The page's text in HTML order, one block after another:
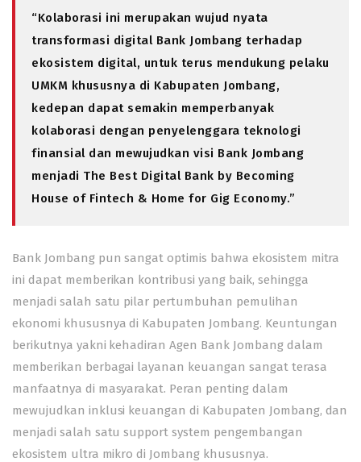
“Kolaborasi ini merupakan wujud nyata
transformasi digital Bank Jombang terhadap
ekosistem digital, untuk terus mendukung pelaku
UMKM khususnya di Kabupaten Jombang,
kedepan dapat semakin memperbanyak
kolaborasi dengan penyelenggara teknologi
finansial dan mewujudkan visi Bank Jombang
menjadi The Best Digital Bank by Becoming
House of Fintech & Home for Gig Economy.”
Bank Jombang pun sangat optimis bahwa ekosistem mitra
ini dapat memberikan kontribusi yang baik, sehingga
menjadi salah satu pilar pertumbuhan pemulihan
ekonomi khususnya di Kabupaten Jombang. Keuntungan
berikutnya yakni kehadiran Agen Bank Jombang dalam
memberikan berbagai layanan keuangan sangat terasa
manfaatnya di masyarakat. Peran penting dalam
mewujudkan inklusi keuangan di Kabupaten Jombang, dan
menjadi salah satu support system pengembangan
ekosistem ultra mikro di Jombang khususnya.